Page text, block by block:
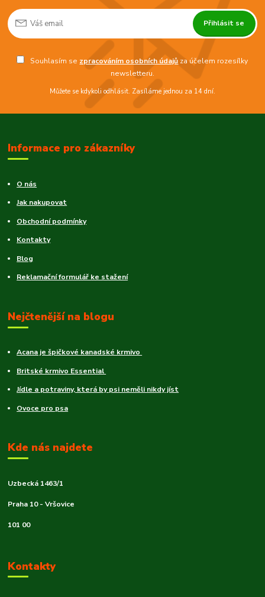
Přihlásit se
Souhlasím se zpracováním osobních údajů za účelem rozesílky
newsletteru.
Můžete se kdykoli odhlásit. Zasíláme jednou za 14 dní.
Informace pro zákazníky
O nás
Jak nakupovat
Obchodní podmínky
Kontakty
Blog
Reklamační formulář ke stažení
Nejčtenější na blogu
Acana je špičkové kanadské krmivo
Britské krmivo Essential
Jídle a potraviny, která by psi neměli nikdy jíst
Ovoce pro psa
Kde nás najdete
Uzbecká 1463/1
Praha 10 - Vršovice
101 00
Kontakty